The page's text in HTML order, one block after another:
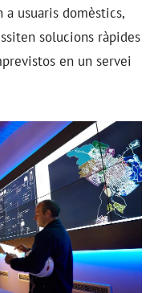
usuaris domèstics,
solucions ràpides
en un servei